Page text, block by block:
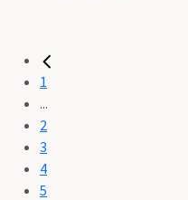
1
...
2
3
4
5